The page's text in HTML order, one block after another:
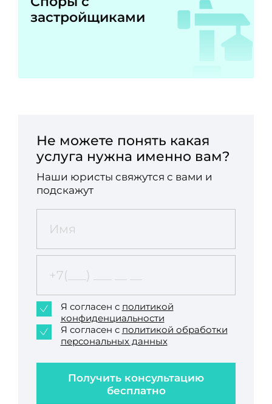
застройщиками
Не можете понять какая
услуга нужна именно вам?
Наши юристы свяжутся с вами и
подскажут
Получить консультацию
бесплатно
Я согласен с политикой
конфиденциальности
Я согласен с политикой обработки
персональных данных